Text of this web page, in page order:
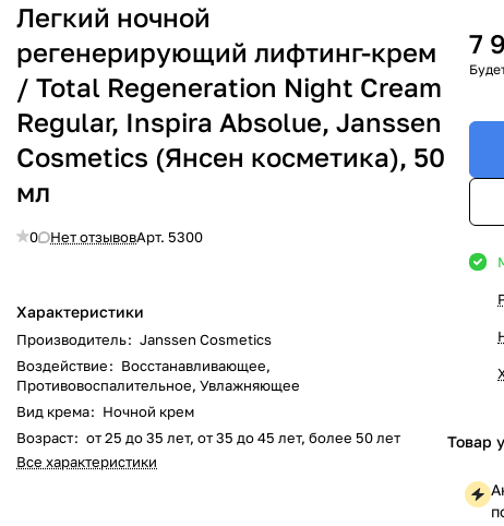
Легкий ночной
регенерирующий лифтинг-крем
/ Total Regeneration Night Cream
Regular, Inspira Absolue, Janssen
Cosmetics (Янсен косметика), 50
мл
0 Нет отзывовАрт. 5300
Характеристики
Производитель: Janssen Cosmetics
Воздействие: Восстанавливающее,
Противовоспалительное, Увлажняющее
Вид крема: Ночной крем
Возраст: от 25 до 35 лет, от 35 до 45 лет, более 50 лет
Все характеристики
7
Товар